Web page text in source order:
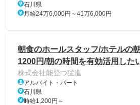
石川県
月給24万6,000円～41万6,000円
朝食のホールスタッフ/ホテルの
1200円/朝の時間を有効活用した
株式会社能登つ猛進
アルバイト・パート
石川県
時給1,200円～